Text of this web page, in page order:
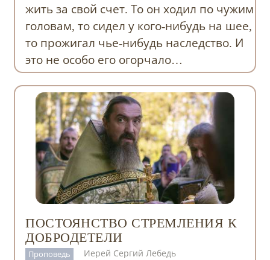
жить за свой счет. То он ходил по чужим
головам, то сидел у кого-нибудь на шее,
то прожигал чье-нибудь наследство. И
это не особо его огорчало…
ПОСТОЯНСТВО СТРЕМЛЕНИЯ К
ДОБРОДЕТЕЛИ
Проповедь
Иерей Сергий Лебедь